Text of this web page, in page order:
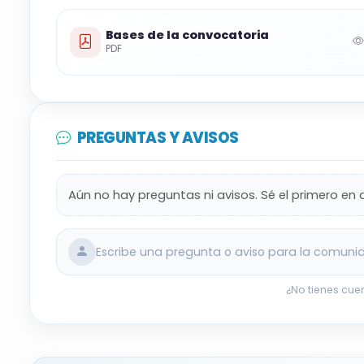
🎵Sistema selectivo y méritos
Concurso de méritospara formar listas,
Presentaciónexclusivamente onlineen
Resumen orientativo. Consulta las bases
Bases de la convocatoria
PDF
PREGUNTAS Y AVISOS
Aún no hay preguntas ni avisos. Sé el primero
Escribe una pregunta o aviso para la
¿No tienes